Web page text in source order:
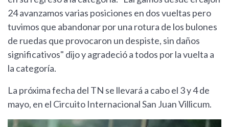
24 avanzamos varias posiciones en dos vueltas pero
tuvimos que abandonar por una rotura de los bulones
de ruedas que provocaron un despiste, sin daños
significativos" dijo y agradeció a todos por la vuelta a
la categoría.
La próxima fecha del TN se llevará a cabo el 3 y 4 de
mayo, en el Circuito Internacional San Juan Villicum.